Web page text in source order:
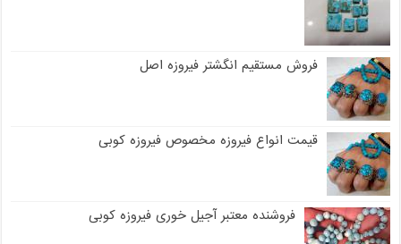
فروش مستقیم انگشتر فیروزه اصل
قیمت انواع فیروزه مخصوص فیروزه کوبی
فروشنده معتبر آجیل خوری فیروزه کوبی